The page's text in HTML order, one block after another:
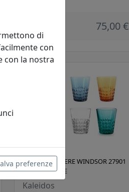
75,00 €
SET 6X BICCHIERE WINDSOR 27901
MULTICOLORE
Kaleidos
di
con
con la nostra
preferenze